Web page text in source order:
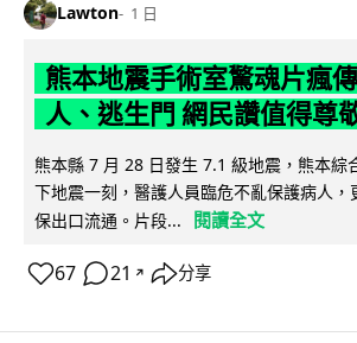
Lawton 1 日
熊本地震手術室驚魂片瘋
人、逃生門 網民讚值得尊
熊本縣 7 月 28 日發生 7.1 級地震，熊本綜
下地震一刻，醫護人員臨危不亂保護病人，
保出口流通。片段...
閱讀全文
67 21 ↗ 分享